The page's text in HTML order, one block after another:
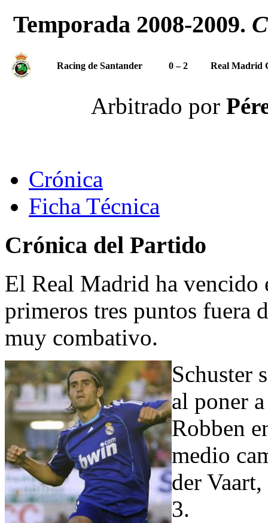
Temporada 2008-2009.
Racing de Santander 0 – 2 Real Madrid
Arbitrado por
Crónica
Ficha Técnica
Crónica del Partido
El Real Madrid ha vencido
primeros tres puntos fuera
muy combativo.
Schuster
al poner
Robben
medio
der
3.